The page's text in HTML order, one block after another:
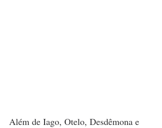
Além de Iago, Otelo, Desdêmona e